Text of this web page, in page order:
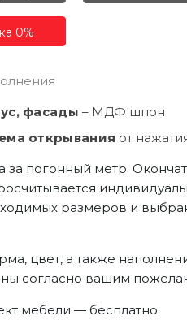
0%
фасады – МДФ шпон
открывания от
за погонный метр.
размеров и
цвет, а также
согласно вашим
мебели — бесплатно.